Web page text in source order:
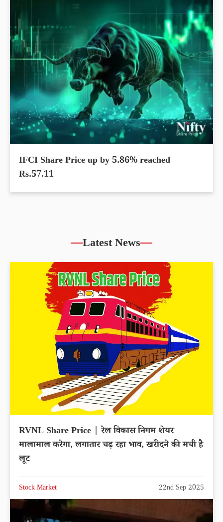
IFCI Share Price up by 5.86% reached
Rs.57.11
Latest News
RVNL Share Price | रेल विकास निगम शेयर
मालामाल करेगा, लगातार चढ़ रहा भाव, खरीदने की मची है
लूट
Stock Market 22nd Sep 2025